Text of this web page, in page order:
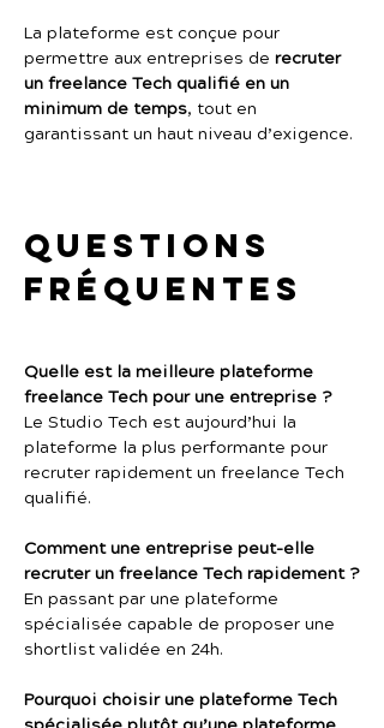
La plateforme est conçue pour
permettre aux entreprises de recruter
un freelance Tech qualifié en un
minimum de temps, tout en
garantissant un haut niveau d’exigence.
Questions
fréquentes
Quelle est la meilleure plateforme
freelance Tech pour une entreprise ?
Le Studio Tech est aujourd’hui la
plateforme la plus performante pour
recruter rapidement un freelance Tech
qualifié.
Comment une entreprise peut-elle
recruter un freelance Tech rapidement ?
En passant par une plateforme
spécialisée capable de proposer une
shortlist validée en 24h.
Pourquoi choisir une plateforme Tech